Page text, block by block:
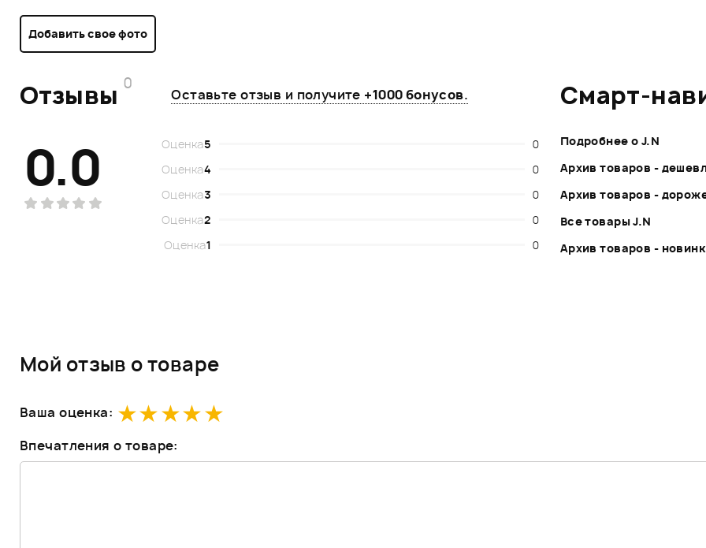
Добавить свое фото
Отзывы 0
Оставьте отзыв и получите +1000 бонусов.
0.0 Оценка5
0
Оценка4
0
Оценка3
0
Оценка2
0
Оценка1 0
Смарт-
Подробнее о J.N
Архив товаров -
Архив товаров -
Все товары J.N
Архив товаров -
Мой отзыв о товаре
Ваша оценка:
Впечатления о товаре: